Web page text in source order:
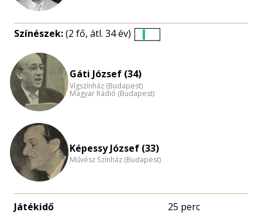
Színészek:(2 fő, átl. 34 év)
Gáti József (34)
Vígszínház (Budapest)
Magyar Rádió (Budapest)
Képessy József (33)
Művész Színház (Budapest)
Játékidő 25 perc